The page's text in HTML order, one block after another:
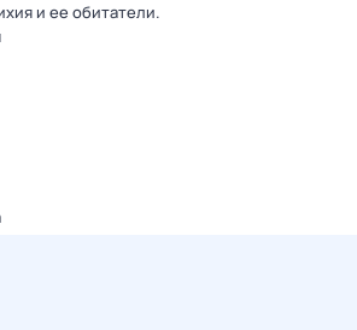
и ее обитатели.